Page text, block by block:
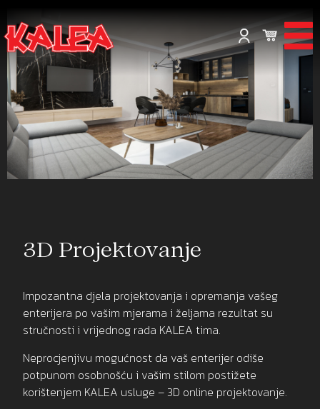
3D Projektovanje
Impozantna djela projektovanja i opremanja vašeg
enterijera po vašim mjerama i željama rezultat su
stručnosti i vrijednog rada KALEA tima.
Neprocjenjivu mogućnost da vaš enterijer odiše
potpunom osobnošću i vašim stilom postižete
korištenjem KALEA usluge – 3D online projektovanje.